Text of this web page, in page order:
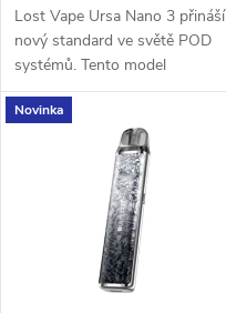
u
k
t
u
k
Lost Vape Ursa Nano 3 přináší
nový standard ve světě POD
systémů. Tento model
kombinuje elegantní design s
precizním zpracováním a
poskytuje maximální výkon...
Novinka